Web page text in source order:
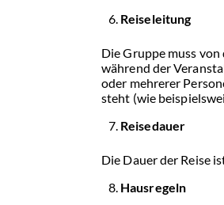
Reiseleitung
Die Gruppe muss
während der
oder mehrerer
steht (wie
Reisedauer
Die Dauer der Reise
Hausregeln